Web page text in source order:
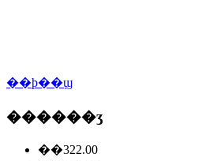
��ϸ��ϣ
������ʒ
��322.00